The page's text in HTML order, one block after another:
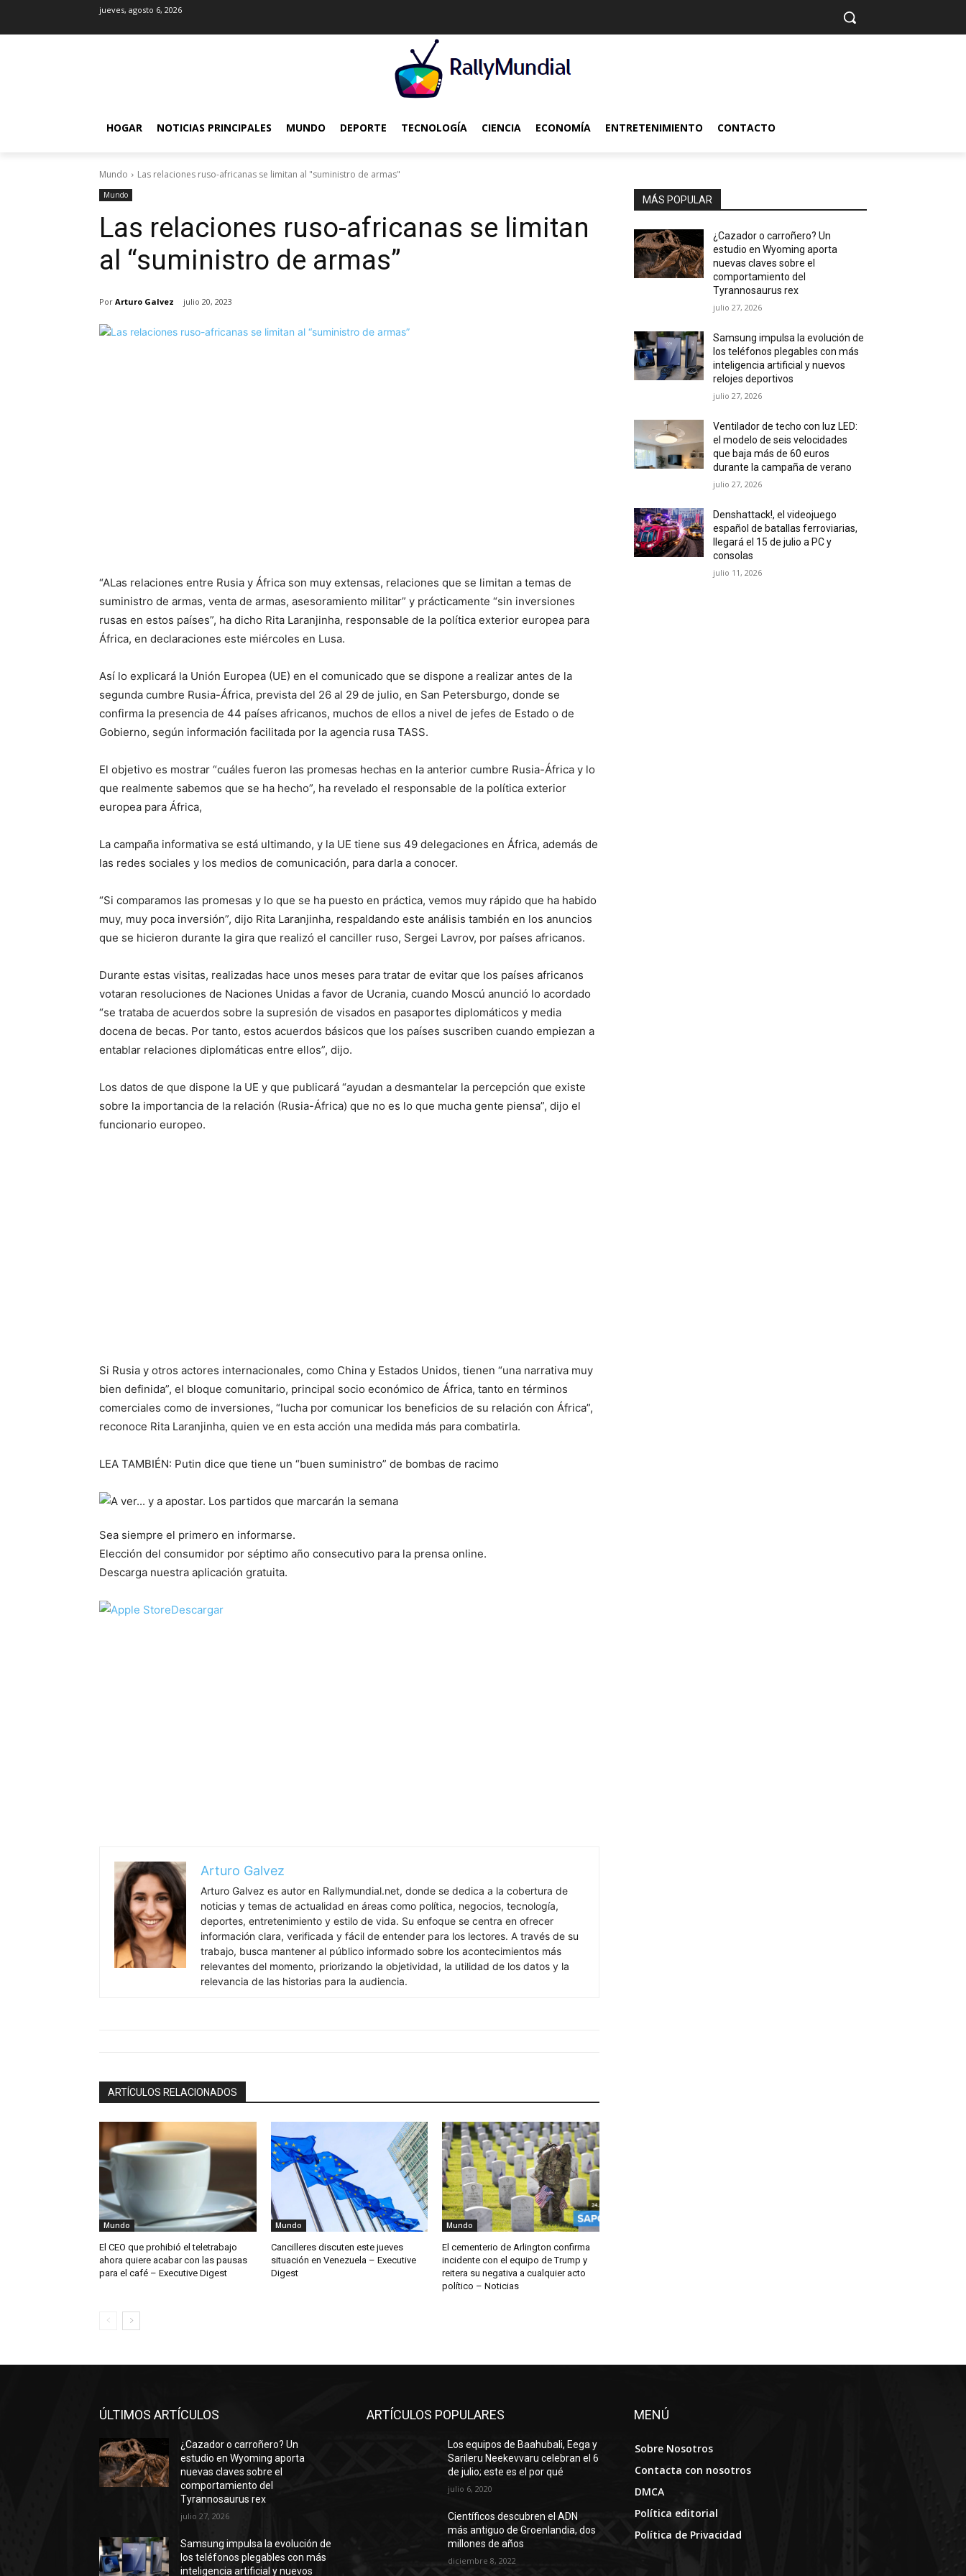
jueves, agosto 6, 2026
HOGAR NOTICIAS PRINCIPALES MUNDO DEPORTE TECNOLOGÍA CIENCIA ECONOMÍA ENTRETENIMIENTO CONTACTO
Mundo Las relaciones ruso-africanas se limitan al "suministro de armas"
Mundo
Las relaciones ruso-africanas se limitan
al “suministro de armas”
Por Arturo Galvez julio 20, 2023
“ALas relaciones entre Rusia y África son muy extensas, relaciones que se limitan a temas de
suministro de armas, venta de armas, asesoramiento militar” y prácticamente “sin inversiones
rusas en estos países”, ha dicho Rita Laranjinha, responsable de la política exterior europea para
África, en declaraciones este miércoles en Lusa.
Así lo explicará la Unión Europea (UE) en el comunicado que se dispone a realizar antes de la
segunda cumbre Rusia-África, prevista del 26 al 29 de julio, en San Petersburgo, donde se
confirma la presencia de 44 países africanos, muchos de ellos a nivel de jefes de Estado o de
Gobierno, según información facilitada por la agencia rusa TASS.
El objetivo es mostrar “cuáles fueron las promesas hechas en la anterior cumbre Rusia-África y lo
que realmente sabemos que se ha hecho”, ha revelado el responsable de la política exterior
europea para África,
La campaña informativa se está ultimando, y la UE tiene sus 49 delegaciones en África, además de
las redes sociales y los medios de comunicación, para darla a conocer.
“Si comparamos las promesas y lo que se ha puesto en práctica, vemos muy rápido que ha habido
muy, muy poca inversión”, dijo Rita Laranjinha, respaldando este análisis también en los anuncios
que se hicieron durante la gira que realizó el canciller ruso, Sergei Lavrov, por países africanos.
Durante estas visitas, realizadas hace unos meses para tratar de evitar que los países africanos
votaran resoluciones de Naciones Unidas a favor de Ucrania, cuando Moscú anunció lo acordado
“se trataba de acuerdos sobre la supresión de visados ​​en pasaportes diplomáticos y media
docena de becas. Por tanto, estos acuerdos básicos que los países suscriben cuando empiezan a
entablar relaciones diplomáticas entre ellos”, dijo.
Los datos de que dispone la UE y que publicará “ayudan a desmantelar la percepción que existe
sobre la importancia de la relación (Rusia-África) que no es lo que mucha gente piensa”, dijo el
funcionario europeo.
Si Rusia y otros actores internacionales, como China y Estados Unidos, tienen “una narrativa muy
bien definida”, el bloque comunitario, principal socio económico de África, tanto en términos
comerciales como de inversiones, “lucha por comunicar los beneficios de su relación con África”,
reconoce Rita Laranjinha, quien ve en esta acción una medida más para combatirla.
LEA TAMBIÉN: Putin dice que tiene un “buen suministro” de bombas de racimo
Sea siempre el primero en informarse.
Elección del consumidor por séptimo año consecutivo para la prensa online.
Descarga nuestra aplicación gratuita.
Arturo Galvez
Arturo Galvez es autor en Rallymundial.net, donde se dedica a la cobertura de
noticias y temas de actualidad en áreas como política, negocios, tecnología,
deportes, entretenimiento y estilo de vida. Su enfoque se centra en ofrecer
información clara, verificada y fácil de entender para los lectores. A través de su
trabajo, busca mantener al público informado sobre los acontecimientos más
relevantes del momento, priorizando la objetividad, la utilidad de los datos y la
relevancia de las historias para la audiencia.
ARTÍCULOS RELACIONADOS
Mundo
El CEO que prohibió el teletrabajo
ahora quiere acabar con las pausas
para el café – Executive Digest
Mundo
Cancilleres discuten este jueves
situación en Venezuela – Executive
Digest
Mundo
El cementerio de Arlington confirma
incidente con el equipo de Trump y
reitera su negativa a cualquier acto
político – Noticias
MÁS POPULAR
¿Cazador o carroñero? Un
estudio en Wyoming aporta
nuevas claves sobre el
comportamiento del
Tyrannosaurus rex
julio 27, 2026
Samsung impulsa la evolución de
los teléfonos plegables con más
inteligencia artificial y nuevos
relojes deportivos
julio 27, 2026
Ventilador de techo con luz LED:
el modelo de seis velocidades
que baja más de 60 euros
durante la campaña de verano
julio 27, 2026
Denshattack!, el videojuego
español de batallas ferroviarias,
llegará el 15 de julio a PC y
consolas
julio 11, 2026
ÚLTIMOS ARTÍCULOS
¿Cazador o carroñero? Un
estudio en Wyoming aporta
nuevas claves sobre el
comportamiento del
Tyrannosaurus rex
julio 27, 2026
Samsung impulsa la evolución de
los teléfonos plegables con más
inteligencia artificial y nuevos
ARTÍCULOS POPULARES
Los equipos de Baahubali, Eega y
Sarileru Neekevvaru celebran el 6
de julio; este es el por qué
julio 6, 2020
Científicos descubren el ADN
más antiguo de Groenlandia, dos
millones de años
diciembre 8, 2022
MENÚ
Sobre Nosotros
Contacta con nosotros
DMCA
Política editorial
Política de Privacidad